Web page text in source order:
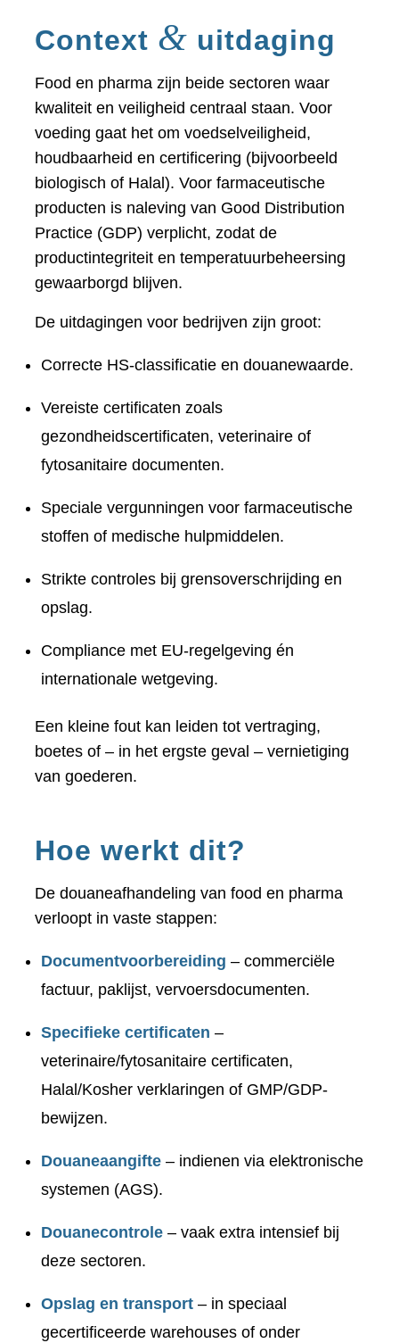
Context & uitdaging
Food en pharma zijn beide sectoren waar
kwaliteit en veiligheid centraal staan. Voor
voeding gaat het om voedselveiligheid,
houdbaarheid en certificering (bijvoorbeeld
biologisch of Halal). Voor farmaceutische
producten is naleving van Good Distribution
Practice (GDP) verplicht, zodat de
productintegriteit en temperatuurbeheersing
gewaarborgd blijven.
De uitdagingen voor bedrijven zijn groot:
Correcte HS-classificatie en douanewaarde.
Vereiste certificaten zoals
gezondheidscertificaten, veterinaire of
fytosanitaire documenten.
Speciale vergunningen voor farmaceutische
stoffen of medische hulpmiddelen.
Strikte controles bij grensoverschrijding en
opslag.
Compliance met EU-regelgeving én
internationale wetgeving.
Een kleine fout kan leiden tot vertraging,
boetes of – in het ergste geval – vernietiging
van goederen.
Hoe werkt dit?
De douaneafhandeling van food en pharma
verloopt in vaste stappen:
Documentvoorbereiding – commerciële
factuur, paklijst, vervoersdocumenten.
Specifieke certificaten –
veterinaire/fytosanitaire certificaten,
Halal/Kosher verklaringen of GMP/GDP-
bewijzen.
Douaneaangifte– indienen via elektronische
systemen (AGS).
Douanecontrole– vaak extra intensief bij
deze sectoren.
Opslag en transport– in speciaal
gecertificeerde warehouses of onder